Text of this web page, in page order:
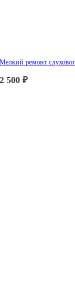
Мелкий ремонт
2 500₽